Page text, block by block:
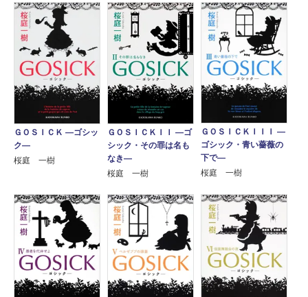
ＧＯＳＩＣＫ ―ゴシッ
ク―
桜庭 一樹
ＧＯＳＩＣＫＩＩ ―ゴ
シック・その罪は名も
なき―
桜庭 一樹
ＧＯＳＩＣＫＩＩＩ ―
ゴシック・青い薔薇の
下で―
桜庭 一樹